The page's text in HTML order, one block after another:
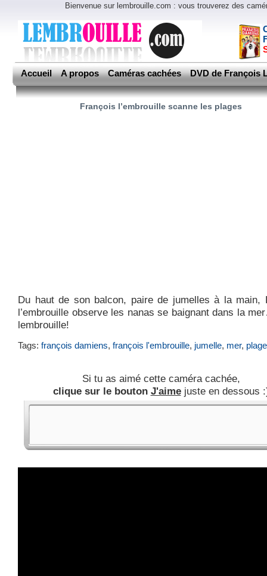
Bienvenue sur lembrouille.com : vous trouverez des
Accueil A propos Caméras cachées DVD de François
François l’embrouille scanne les plages
Du haut de son balcon, paire de jumelles à la main,
l’embrouille observe les nanas se baignant dans la
lembrouille!
Tags: françois damiens, françois l'embrouille, jumelle, mer, plage
Si tu as aimé cette caméra cachée,
clique sur le bouton J'aimejuste en dessous